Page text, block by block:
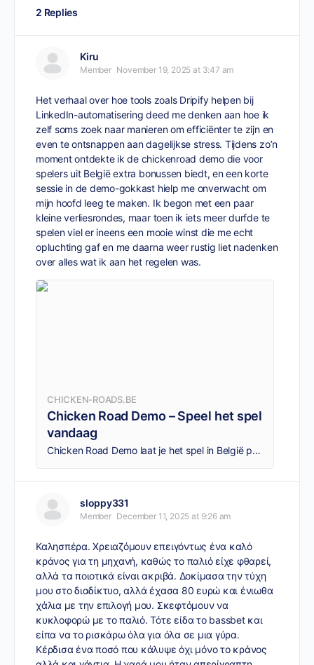
2 Replies
Kiru
Member November 19, 2025 at 3:47 am
Het verhaal over hoe tools zoals Dripify helpen bij
LinkedIn-automatisering deed me denken aan hoe ik
zelf soms zoek naar manieren om efficiënter te zijn en
even te ontsnappen aan dagelijkse stress. Tijdens zo’n
moment ontdekte ik de chickenroad demodie voor
spelers uit België extra bonussen biedt, en een korte
sessie in de demo-gokkast hielp me onverwacht om
mijn hoofd leeg te maken. Ik begon met een paar
kleine verliesrondes, maar toen ik iets meer durfde te
spelen viel er ineens een mooie winst die me echt
opluchting gaf en me daarna weer rustig liet nadenken
over alles wat ik aan het regelen was.
CHICKEN-ROADS.BE
Chicken Road Demo – Speel het spel
vandaag
Chicken Road Demo laat je het spel in België proberen zonder risico. Speel de Chicken Road game Demo nu en pak je kans om echte prijzen te winnen!
sloppy331
Member December 11, 2025 at 9:26 am
Καλησπέρα. Χρειαζόμουν επειγόντως ένα καλό
κράνος για τη μηχανή, καθώς το παλιό είχε φθαρεί,
αλλά τα ποιοτικά είναι ακριβά. Δοκίμασα την τύχη
μου στο διαδίκτυο, αλλά έχασα 80 ευρώ και ένιωθα
χάλια με την επιλογή μου. Σκεφτόμουν να
κυκλοφορώ με το παλιό. Τότε είδα το bassbetκαι
είπα να το ρισκάρω όλα για όλα σε μια γύρα.
Κέρδισα ένα ποσό που κάλυψε όχι μόνο το κράνος